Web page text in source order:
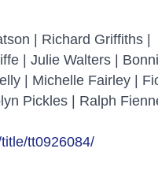
| Richard Griffiths |
| Julie Walters |
| Michelle Fairley |
Pickles | Ralph
tt0926084/